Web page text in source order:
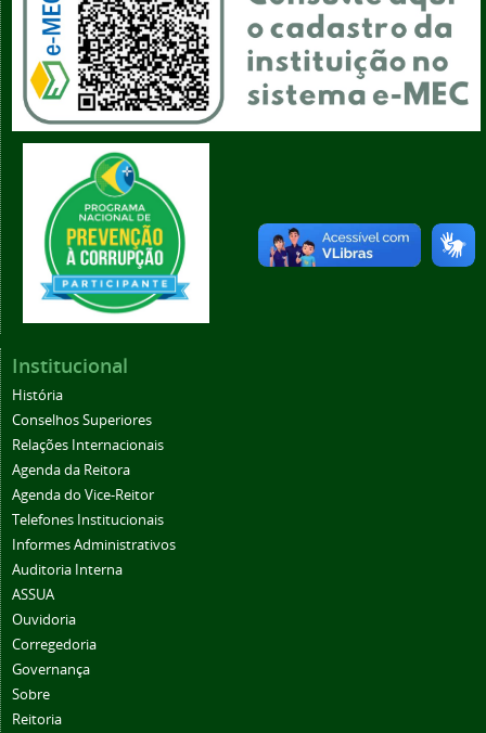
Institucional
História
Conselhos Superiores
Relações Internacionais
Agenda da Reitora
Agenda do Vice-Reitor
Telefones Institucionais
Informes Administrativos
Auditoria Interna
ASSUA
Ouvidoria
Corregedoria
Governança
Sobre
Reitoria